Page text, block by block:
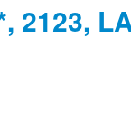
2123,